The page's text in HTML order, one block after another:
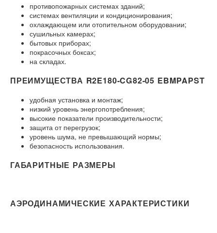
противопожарных системах зданий;
системах вентиляции и кондиционирования;
охлаждающем или отопительном оборудовании;
сушильных камерах;
бытовых приборах;
покрасочных боксах;
на складах.
ПРЕИМУЩЕСТВА R2E180-CG82-05 EBMPAPST
удобная установка и монтаж;
низкий уровень энергопотребления;
высокие показатели производительности;
защита от перегрузок;
уровень шума, не превышающий нормы;
безопасность использования.
ГАБАРИТНЫЕ РАЗМЕРЫ
АЭРОДИНАМИЧЕСКИЕ ХАРАКТЕРИСТИКИ